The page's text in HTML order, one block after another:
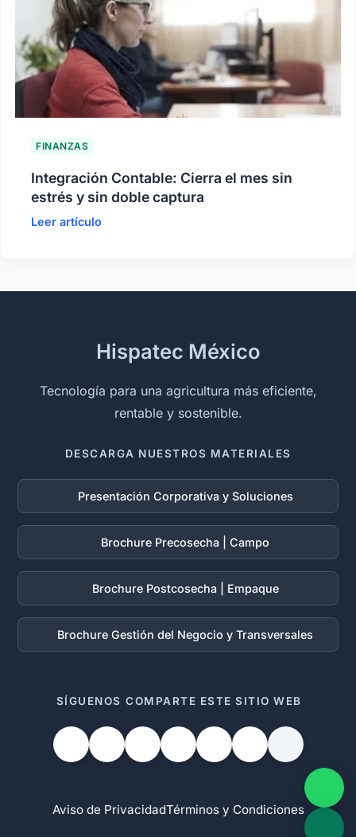
FINANZAS
Integración Contable: Cierra el mes sin
estrés y sin doble captura
Leer artículo
Hispatec México
Tecnología para una agricultura más eficiente,
rentable y sostenible.
DESCARGA NUESTROS MATERIALES
Presentación Corporativa y Soluciones
Brochure Precosecha | Campo
Brochure Postcosecha | Empaque
Brochure Gestión del Negocio y Transversales
SÍGUENOS COMPARTE ESTE SITIO WEB
Aviso de PrivacidadTérminos y Condiciones